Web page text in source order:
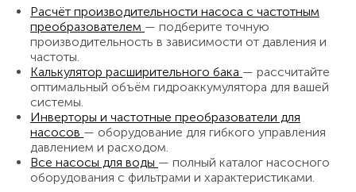
Расчёт производительности насоса с частотным
преобразователем — подберите точную
производительность в зависимости от давления и
частоты.
Калькулятор расширительного бака — рассчитайте
оптимальный объём гидроаккумулятора для вашей
системы.
Инверторы и частотные преобразователи для
насосов — оборудование для гибкого управления
давлением и расходом.
Все насосы для воды — полный каталог насосного
оборудования с фильтрами и характеристиками.